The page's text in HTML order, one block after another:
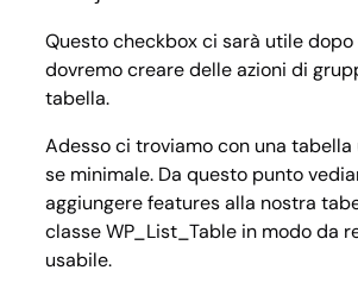
Questo checkbox ci sarà utile
dovremo creare delle azioni di
tabella.
Adesso ci troviamo con una tabella
se minimale. Da questo punto
aggiungere features alla nostra
classe WP_List_Table in modo da
usabile.